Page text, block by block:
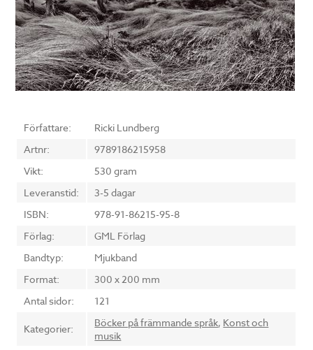
Författare:
Ricki Lundberg
Artnr:
9789186215958
Vikt:
530 gram
Leveranstid:
3-5 dagar
ISBN:
978-91-86215-95-8
Förlag:
GML Förlag
Bandtyp:
Mjukband
Format:
300 x 200 mm
Antal sidor:
121
Kategorier: Böcker på främmande språk, Konst och
musik